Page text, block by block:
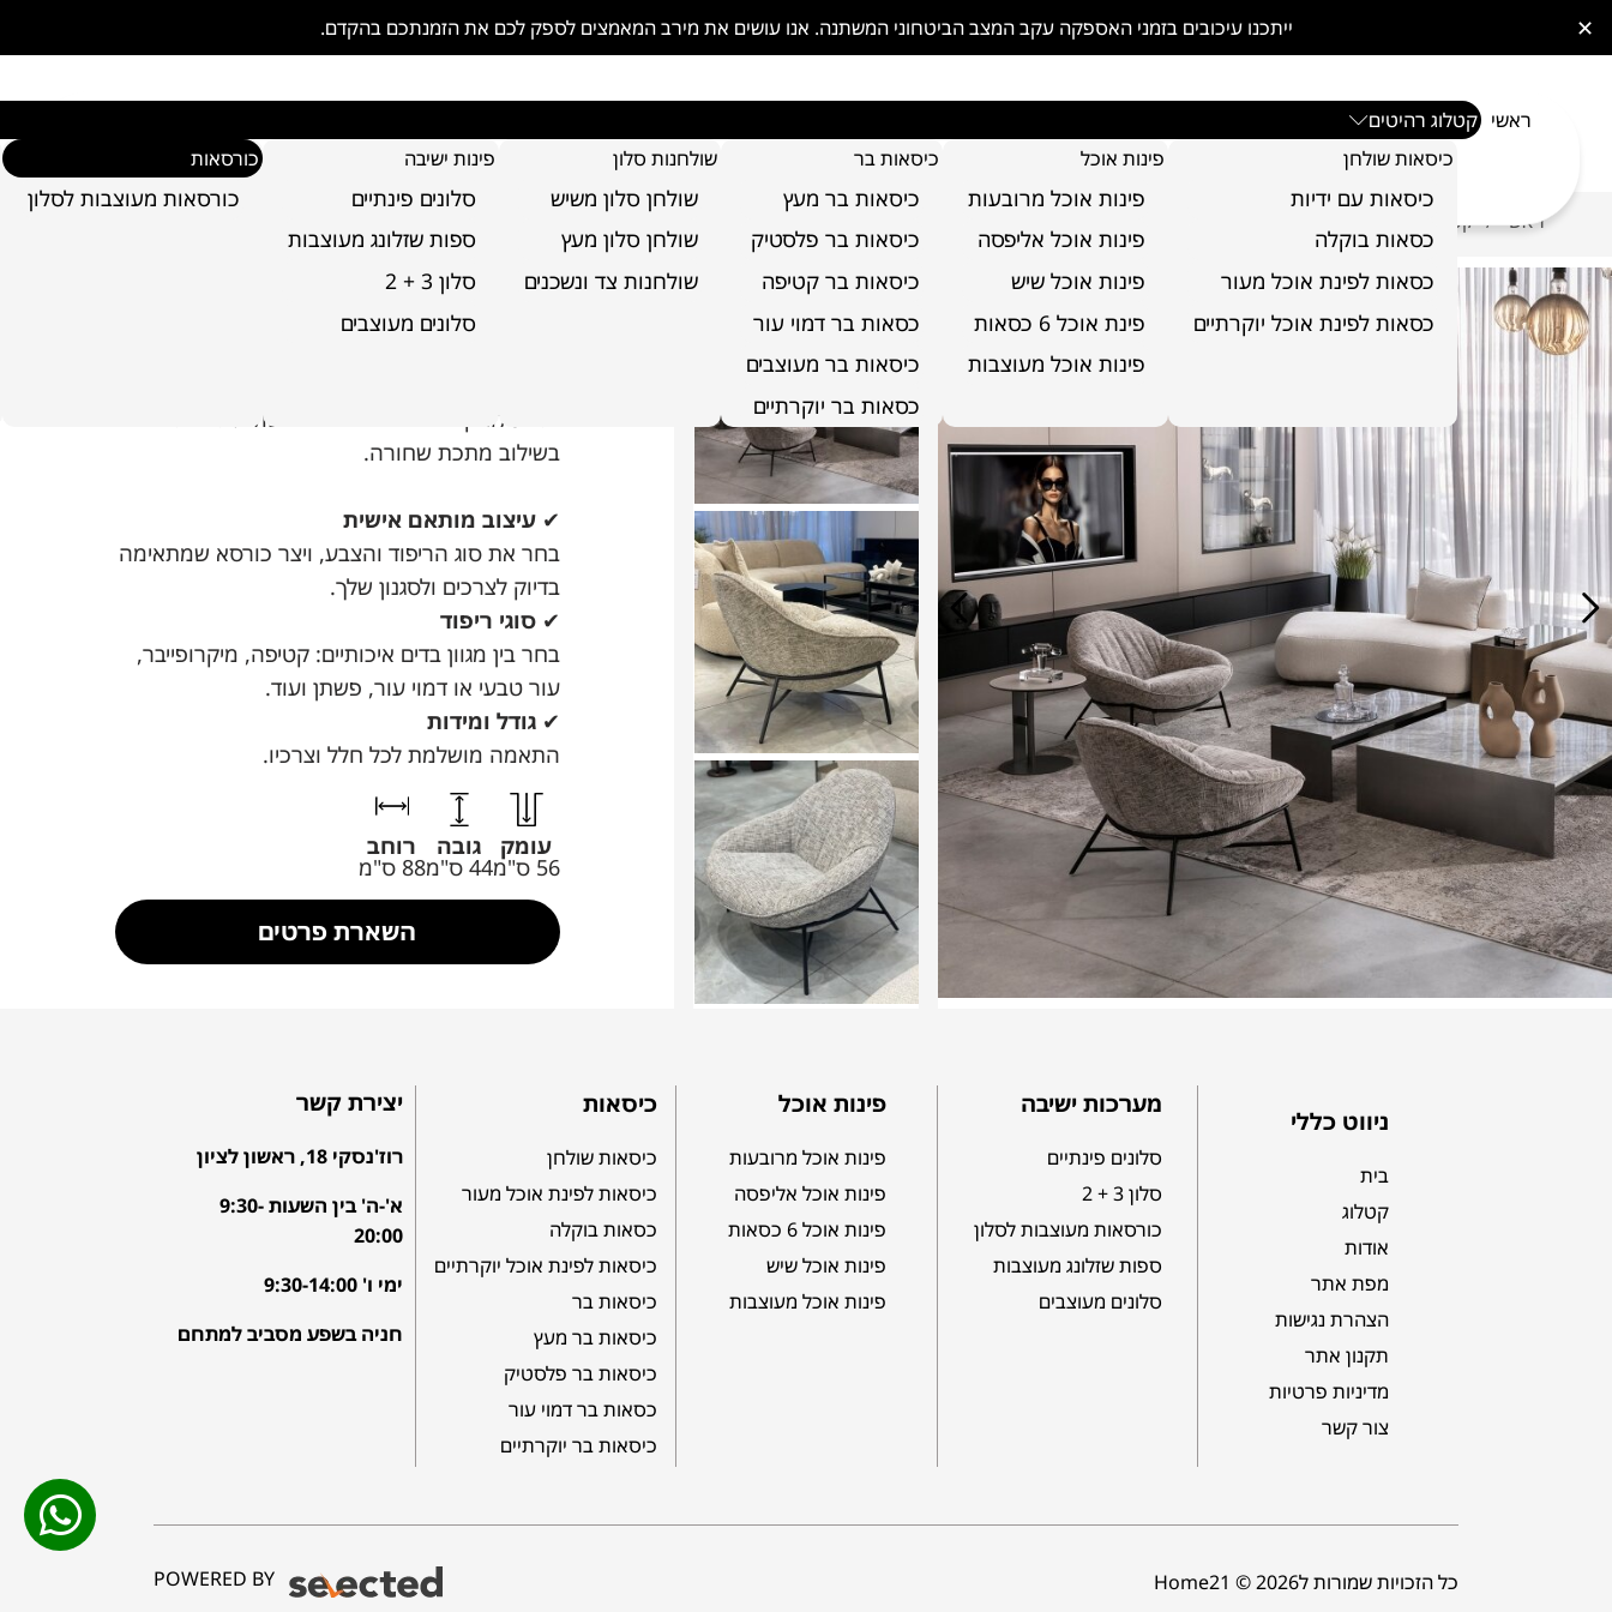
ייתכנו עיכובים בזמני האספקה עקב המצב הביטחוני המשתנה. אנו עושים את מירב המאמצים לספק לכם את הזמנתכם בהקדם. ✕
ראשי קטלוג רהיטים
כיסאות שולחן
כיסאות עם ידיות
כסאות בוקלה
כסאות לפינת אוכל מעור
כסאות לפינת אוכל יוקרתיים
פינות אוכל
פינות אוכל מרובעות
פינות אוכל אליפסה
פינות אוכל שיש
פינת אוכל 6 כסאות
פינות אוכל מעוצבות
כיסאות בר
כיסאות בר מעץ
כיסאות בר פלסטיק
כיסאות בר קטיפה
כסאות בר דמוי עור
כיסאות בר מעוצבים
כסאות בר יוקרתיים
שולחנות סלון
שולחן סלון משיש
שולחן סלון מעץ
שולחנות צד ונשכנים
פינות ישיבה
סלונים פינתיים
ספות שזלונג מעוצבות
סלון 3 + 2
סלונים מעוצבים
כורסאות
כורסאות מעוצבות לסלון
ראשי / קטלוג רהיטים
כורסא דגם סלוניקי
דגם סלוניקי מרופדת בד אפור משולב. גב ורגליים
בשילוב מתכת שחורה.
✔עיצוב מותאם אישית
בחר את סוג הריפוד והצבע, ויצר כורסא שמתאימה
בדיוק לצרכים ולסגנון שלך.
✔סוגי ריפוד
בחר בין מגוון בדים איכותיים: קטיפה, מיקרופייבר,
עור טבעי או דמוי עור, פשתן ועוד.
✔גודל ומידות
התאמה מושלמת לכל חלל וצרכיו.
עומק
56 ס"מ
גובה
44 ס"מ
רוחב
88 ס"מ
השארת פרטים
ניווט כללי
בית
קטלוג
אודות
מפת אתר
הצהרת נגישות
תקנון אתר
מדיניות פרטיות
צור קשר
מערכות ישיבה
סלונים פינתיים
סלון 3 + 2
כורסאות מעוצבות לסלון
ספות שזלונג מעוצבות
סלונים מעוצבים
פינות אוכל
פינות אוכל מרובעות
פינות אוכל אליפסה
פינות אוכל 6 כסאות
פינות אוכל שיש
פינות אוכל מעוצבות
כיסאות
כיסאות שולחן
כיסאות לפינת אוכל מעור
כסאות בוקלה
כיסאות לפינת אוכל יוקרתיים
כיסאות בר
כיסאות בר מעץ
כיסאות בר פלסטיק
כסאות בר דמוי עור
כיסאות בר יוקרתיים
יצירת קשר
רוז'נסקי 18, ראשון לציון
א'-ה' בין השעות 9:30-
20:00
ימי ו' 9:30-14:00
חניה בשפע מסביב למתחם
כל הזכויות שמורות לHome21 © 2026 POWERED BY